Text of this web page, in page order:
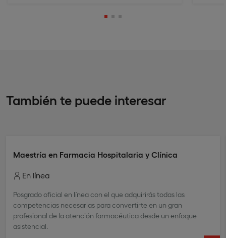
También te puede interesar
Maestría en Farmacia Hospitalaria y Clínica
En línea
Posgrado oficial en línea con el que adquirirás todas las
competencias necesarias para convertirte en un gran
profesional de la atención farmacéutica desde un enfoque
asistencial.